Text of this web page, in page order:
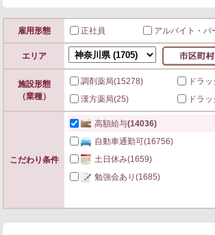
雇用形態 正社員 アルバイト・パ
エリア
施設形態
（業種）
調剤薬局(15278) ドラ
漢方薬局(25) ドラ
こだわり条件
高額給与(14036)
自動車通勤可(16756)
土日休み(1659)
勉強会あり (1685)